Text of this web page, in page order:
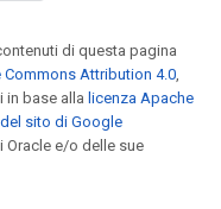
di questa pagina
Commons Attribution 4.0,
base alla licenza Apache
sito di Google
Oracle e/o delle sue